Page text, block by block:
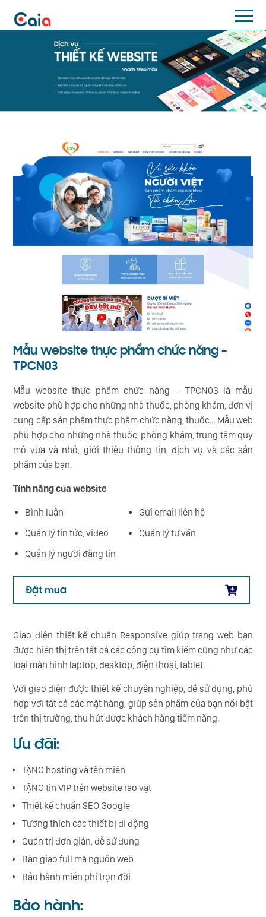
Mẫu website thực phẩm chức năng –
TPCN03
Mẫu website thực phẩm chức năng – TPCN03 là mẫu
website phù hợp cho những nhà thuốc, phòng khám, đơn vị
cung cấp sản phẩm thực phẩm chức năng, thuốc… Mẫu web
phù hợp cho những nhà thuốc, phòng khám, trung tâm quy
mô vừa và nhỏ, giới thiệu thông tin, dịch vụ và các sản
phẩm của bạn.
Tính năng của website
Bình luận
Gửi email liên hệ
Quản lý tin tức, video
Quản lý tư vấn
Quản lý người đăng tin
Đặt mua
Giao diện thiết kế chuẩn Responsive giúp trang web bạn
được hiển thị trên tất cả các công cụ tìm kiếm cũng như các
loại màn hình laptop, desktop, điện thoại, tablet.
Với giao diện được thiết kế chuyên nghiệp, dễ sử dụng, phù
hợp với tất cả các mặt hàng, giúp sản phẩm của bạn nổi bật
trên thị trường, thu hút được khách hàng tiềm năng.
Ưu đãi:
TẶNG hosting và tên miền
TẶNG tin VIP trên website rao vặt
Thiết kế chuẩn SEO Google
Tương thích các thiết bị di động
Quản trị đơn giản, dễ sử dụng
Bàn giao full mã nguồn web
Bảo hành miễn phí trọn đời
Bảo hành: